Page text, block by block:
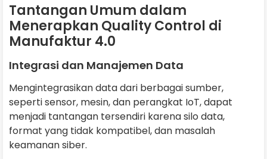
Tantangan Umum dalam
Menerapkan Quality Control di
Manufaktur 4.0
Integrasi dan Manajemen Data
Mengintegrasikan data dari berbagai sumber,
seperti sensor, mesin, dan perangkat IoT, dapat
menjadi tantangan tersendiri karena silo data,
format yang tidak kompatibel, dan masalah
keamanan siber.